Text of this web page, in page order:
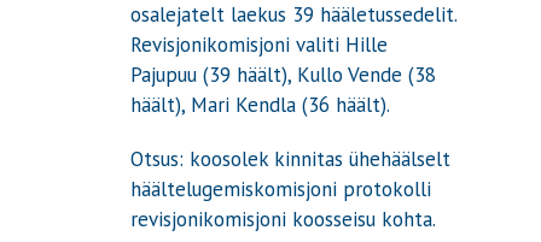
osalejatelt laekus 39 hääletussedelit.
Revisjonikomisjoni valiti Hille
Pajupuu (39 häält), Kullo Vende (38
häält), Mari Kendla (36 häält).
Otsus: koosolek kinnitas ühehäälselt
häältelugemiskomisjoni protokolli
revisjonikomisjoni koosseisu kohta.